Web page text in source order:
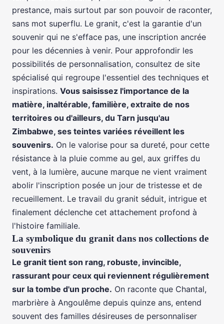
prestance, mais surtout par son pouvoir de raconter,
sans mot superflu. Le granit, c'est la garantie d'un
souvenir qui ne s'efface pas, une inscription ancrée
pour les décennies à venir. Pour approfondir les
possibilités de personnalisation, consultez de site
spécialisé qui regroupe l'essentiel des techniques et
inspirations. Vous saisissez l'importance de la
matière, inaltérable, familière, extraite de nos
territoires ou d'ailleurs, du Tarn jusqu'au
Zimbabwe, ses teintes variées réveillent les
souvenirs. On le valorise pour sa dureté, pour cette
résistance à la pluie comme au gel, aux griffes du
vent, à la lumière, aucune marque ne vient vraiment
abolir l'inscription posée un jour de tristesse et de
recueillement. Le travail du granit séduit, intrigue et
finalement déclenche cet attachement profond à
l'histoire familiale.
La symbolique du granit dans nos collections de
souvenirs
Le granit tient son rang, robuste, invincible,
rassurant pour ceux qui reviennent régulièrement
sur la tombe d'un proche. On raconte que Chantal,
marbrière à Angoulême depuis quinze ans, entend
souvent des familles désireuses de personnaliser